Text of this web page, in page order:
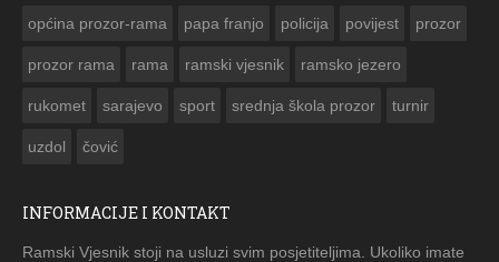
općina prozor-rama papa franjo policija povijest prozor
prozor rama rama ramski vjesnik ramsko jezero
rukomet sarajevo sport srednja škola prozor turnir
uzdol čović
INFORMACIJE I KONTAKT
Ramski Vjesnik stoji na usluzi svim posjetiteljima. Ukoliko imate